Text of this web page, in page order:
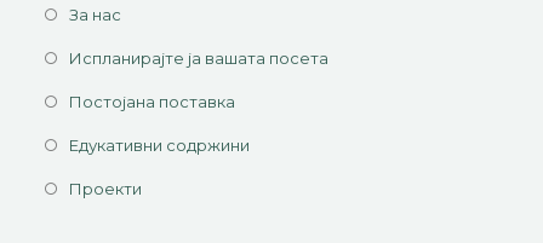
За нас
Испланирајте ја вашата посета
Постојана поставка
Едукативни содржини
Проекти